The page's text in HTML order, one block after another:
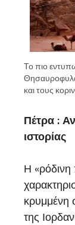
Το πιο
και τους
Πέτρα :
ιστορίας
Η
κρυμμένη
της